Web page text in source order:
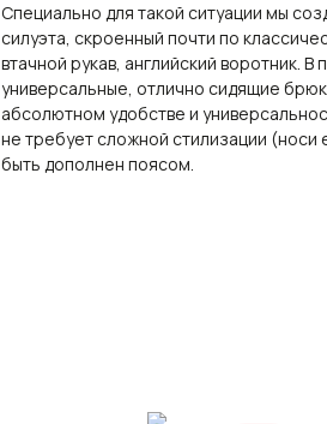
Специально для такой ситуации мы
силуэта, скроенный почти по
втачной рукав, английский воротник.
универсальные, отлично сидящие
абсолютном удобстве и
не требует сложной стилизации
быть дополнен поясом.